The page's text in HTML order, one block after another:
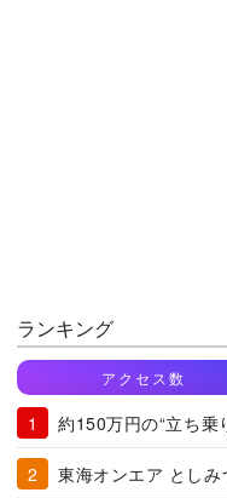
ランキング
アクセス数
約150万円の“立ち乗
東海オンエア とし